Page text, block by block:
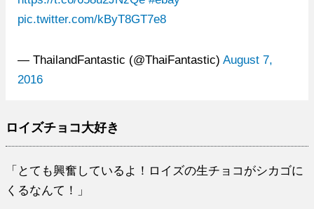
pic.twitter.com/kByT8GT7e8
— ThailandFantastic (@ThaiFantastic) August 7,
2016
ロイズチョコ大好き
「とても興奮しているよ！ロイズの生チョコがシカゴに
くるなんて！」